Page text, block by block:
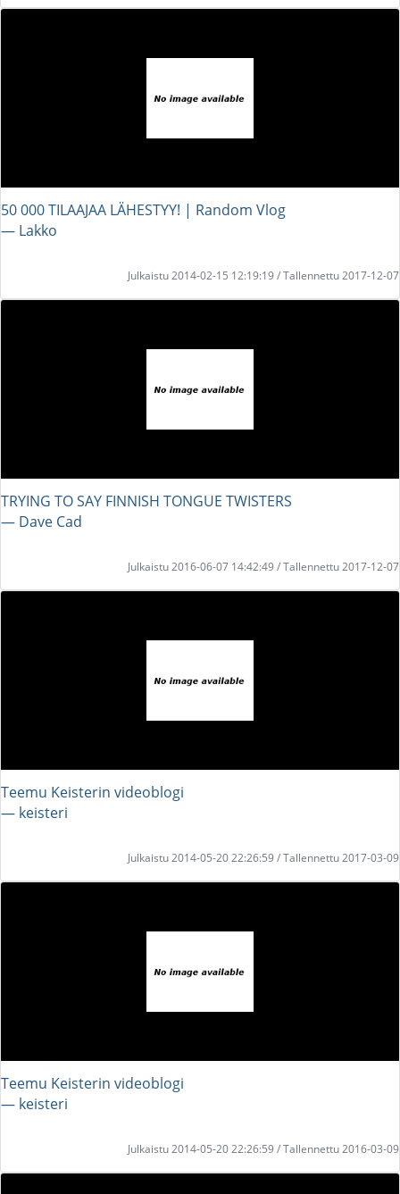
50 000 TILAAJAA LÄHESTYY! | Random Vlog
― Lakko
Julkaistu 2014-02-15 12:19:19 / Tallennettu 2017-12-07
TRYING TO SAY FINNISH TONGUE TWISTERS
― Dave Cad
Julkaistu 2016-06-07 14:42:49 / Tallennettu 2017-12-07
Teemu Keisterin videoblogi
― keisteri
Julkaistu 2014-05-20 22:26:59 / Tallennettu 2017-03-09
Teemu Keisterin videoblogi
― keisteri
Julkaistu 2014-05-20 22:26:59 / Tallennettu 2016-03-09